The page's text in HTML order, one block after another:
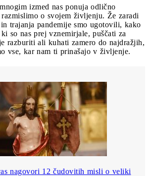
izmed nas ponuja odlično
o svojem življenju. Že zaradi
in trajanja pandemije smo ugotovili, kako
so nas prej vznemirjale, puščati za
razburiti ali kuhati zamero do najdražjih,
vse, kar nam ti prinašajo v življenje.
nagovori 12 čudovitih misli o veliki